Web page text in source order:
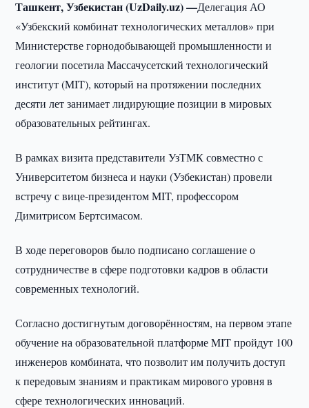
Ташкент, Узбекистан (UzDaily.uz) —Делегация АО
«Узбекский комбинат технологических металлов» при
Министерстве горнодобывающей промышленности и
геологии посетила Массачусетский технологический
институт (MIT), который на протяжении последних
десяти лет занимает лидирующие позиции в мировых
образовательных рейтингах.
В рамках визита представители УзТМК совместно с
Университетом бизнеса и науки (Узбекистан) провели
встречу с вице-президентом MIT, профессором
Димитрисом Бертсимасом.
В ходе переговоров было подписано соглашение о
сотрудничестве в сфере подготовки кадров в области
современных технологий.
Согласно достигнутым договорённостям, на первом этапе
обучение на образовательной платформе MIT пройдут 100
инженеров комбината, что позволит им получить доступ
к передовым знаниям и практикам мирового уровня в
сфере технологических инноваций.